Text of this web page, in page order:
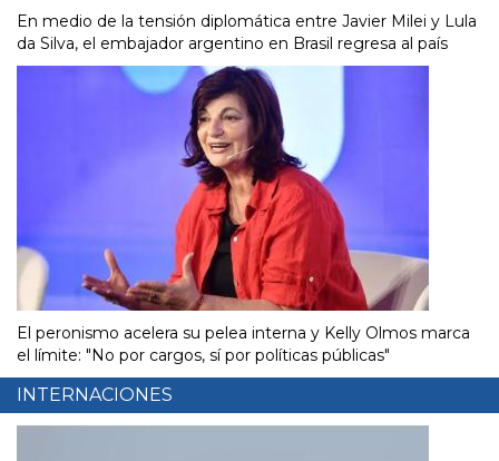
En medio de la tensión diplomática entre Javier Milei y Lula
da Silva, el embajador argentino en Brasil regresa al país
El peronismo acelera su pelea interna y Kelly Olmos marca
el límite: "No por cargos, sí por políticas públicas"
INTERNACIONES